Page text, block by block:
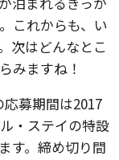
これからも、い
次はどんなとこ
みますね！
応募期間は2017
・ステイの特設
す。締め切り間